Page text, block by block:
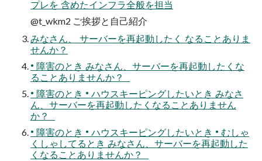
プレを 含めたインフラ全般を担当
@t_wkm2 ご挨拶と自己紹介
みなさん、 サーバーを再起動したく なることありま
せんか？
• 障害のとき みなさん、サーバーを再起動したくな
ることありませんか？
• 障害のとき • ハウスキーピングしたいとき みなさ
ん、サーバーを再起動したくなることありません
か？
• 障害のとき • ハウスキーピングしたいとき • むしゃ
くしゃしてるとき みなさん、サーバーを再起動した
くなることありませんか？